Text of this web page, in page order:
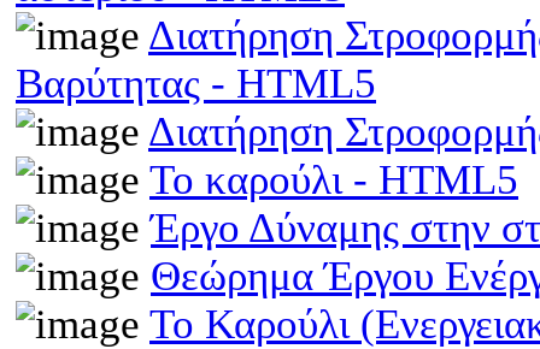
Διατήρηση
Βαρύτητας - HTML5
Διατήρηση
Το καρούλι - HTML5
Έργο Δύναμης στην
Θεώρημα Έργου
Το Καρούλι